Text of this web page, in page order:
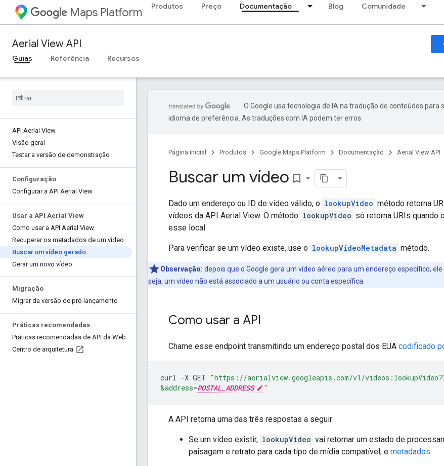
Maps Platform Produtos Preço Documentação Blog Comunidade
Aerial View API
Guias
Referência Recursos
API Aerial View
Visão geral
Testar a versão de demonstração
Configuração
Configurar a API Aerial View
Usar a API Aerial View
Como usar a API Aerial View
Recuperar os metadados de um vídeo
Buscar um vídeo gerado
Gerar um novo vídeo
Migração
Migrar da versão de pré-lançamento
Práticas recomendadas
Práticas recomendadas de API da Web
Centro de arquitetura
O Google usa tecnologia de IA na tradução de conteúdos para
idioma de preferência. As traduções com IA podem ter erros.
Página inicial Produtos Google Maps Platform Documentação Aerial View API
Buscar um vídeo bookmark_border
Dado um endereço ou ID de vídeo válido, o lookupVideo método retorna
vídeos da API Aerial View. O método lookupVideo só retorna URIs quando
esse local.
Para verificar se um vídeo existe, use o lookupVideoMetadata método.
Observação: depois que o Google gera um vídeo aéreo para um endereço específico,
seja, um vídeo não está associado a um usuário ou conta específica.
Como usar a API
Chame esse endpoint transmitindo um endereço postal dos EUA codificado
curl -X GET "https://aerialview.googleapis.com/v1/
&address=POSTAL_ADDRESS "
A API retorna uma das três respostas a seguir:
Se um vídeo existir, lookupVideo vai retornar um estado de
paisagem e retrato para cada tipo de mídia compatível, e metadados.